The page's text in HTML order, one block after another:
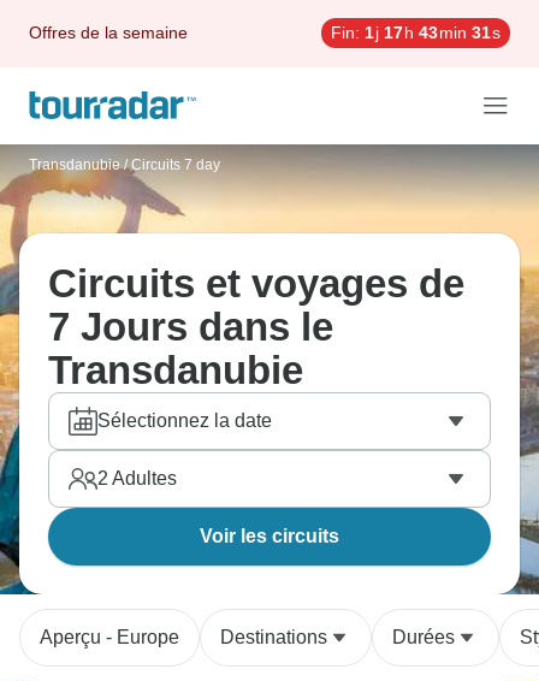
Offres de la semaine Fin: 1j 17h 43min 30s
Transdanubie / Circuits 7 day
Circuits et voyages de
7 Jours dans le
Transdanubie
Sélectionnez la date
2 Adultes
Voir les circuits
Aperçu - Europe Destinations Durées